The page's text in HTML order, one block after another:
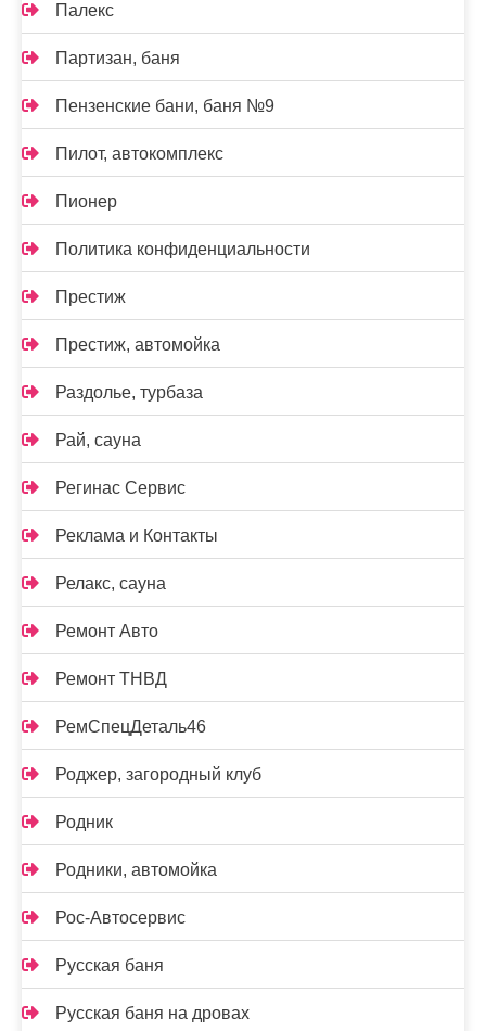
Палекс
Партизан, баня
Пензенские бани, баня №9
Пилот, автокомплекс
Пионер
Политика конфиденциальности
Престиж
Престиж, автомойка
Раздолье, турбаза
Рай, сауна
Регинас Сервис
Реклама и Контакты
Релакс, сауна
Ремонт Авто
Ремонт ТНВД
РемСпецДеталь46
Роджер, загородный клуб
Родник
Родники, автомойка
Рос-Автосервис
Русская баня
Русская баня на дровах